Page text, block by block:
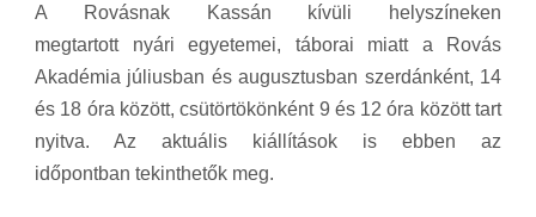
A Rovásnak Kassán kívüli helyszíneken
megtartott nyári egyetemei, táborai miatt a Rovás
Akadémia júliusban és augusztusban szerdánként, 14
és 18 óra között, csütörtökönként 9 és 12 óra között tart
nyitva. Az aktuális kiállítások is ebben az
időpontban tekinthetők meg.